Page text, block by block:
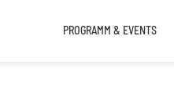
PROGRAMM & EVENTS